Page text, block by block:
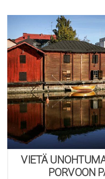
VIETÄ
PORVOON